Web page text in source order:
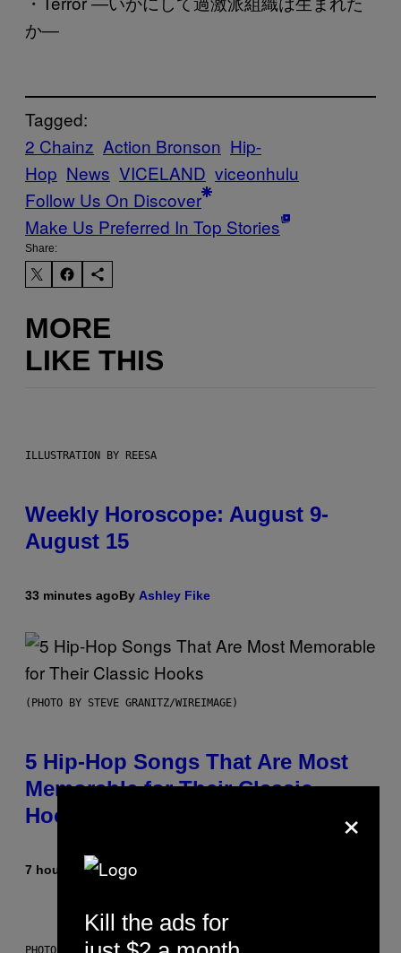
か―
Tagged:
2 Chainz Action Bronson Hip-
Hop News VICELAND viceonhulu
Follow Us On Discover
Make Us Preferred In Top Stories
Share:
MORE
LIKE THIS
ILLUSTRATION BY REESA
Weekly Horoscope: August 9-
August 15
33 minutes agoBy Ashley Fike
(PHOTO BY STEVE GRANITZ/WIREIMAGE)
5 Hip-Hop Songs That Are Most
Memorable for Their Classic
Hooks
7 hours ago ByCaleb Catlin
×
Kill the ads for